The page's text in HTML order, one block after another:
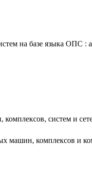
на базе языка ОПС :
систем и
машин, комплексов и